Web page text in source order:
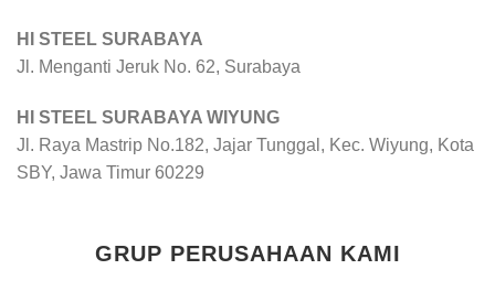
HI STEEL SURABAYA
Jl. Menganti Jeruk No. 62, Surabaya
HI STEEL SURABAYA WIYUNG
Jl. Raya Mastrip No.182, Jajar Tunggal, Kec. Wiyung, Kota
SBY, Jawa Timur 60229
GRUP PERUSAHAAN KAMI